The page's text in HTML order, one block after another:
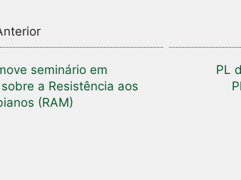
seminário em
a Resistência aos
(RAM)
PL